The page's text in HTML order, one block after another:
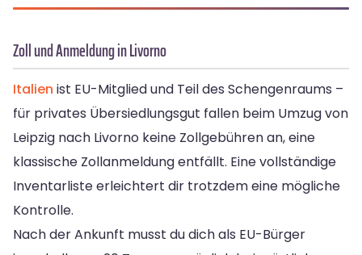
Zoll und Anmeldung in Livorno
Italien ist EU-Mitglied und Teil des Schengenraums –
für privates Übersiedlungsgut fallen beim Umzug von
Leipzig nach Livorno keine Zollgebühren an, eine
klassische Zollanmeldung entfällt. Eine vollständige
Inventarliste erleichtert dir trotzdem eine mögliche
Kontrolle.
Nach der Ankunft musst du dich als EU-Bürger